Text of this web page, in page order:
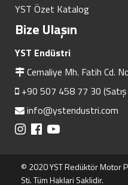
YST Özet Katalog
Bize Ulaşın
YST Endüstri
Cemaliye Mh. Fatih Cd.
+90 507 458 77 30 (Satış
info@ystendustri.com
© 2020 YST Redüktör Motor
Sti. Tüm Haklari Saklidir.